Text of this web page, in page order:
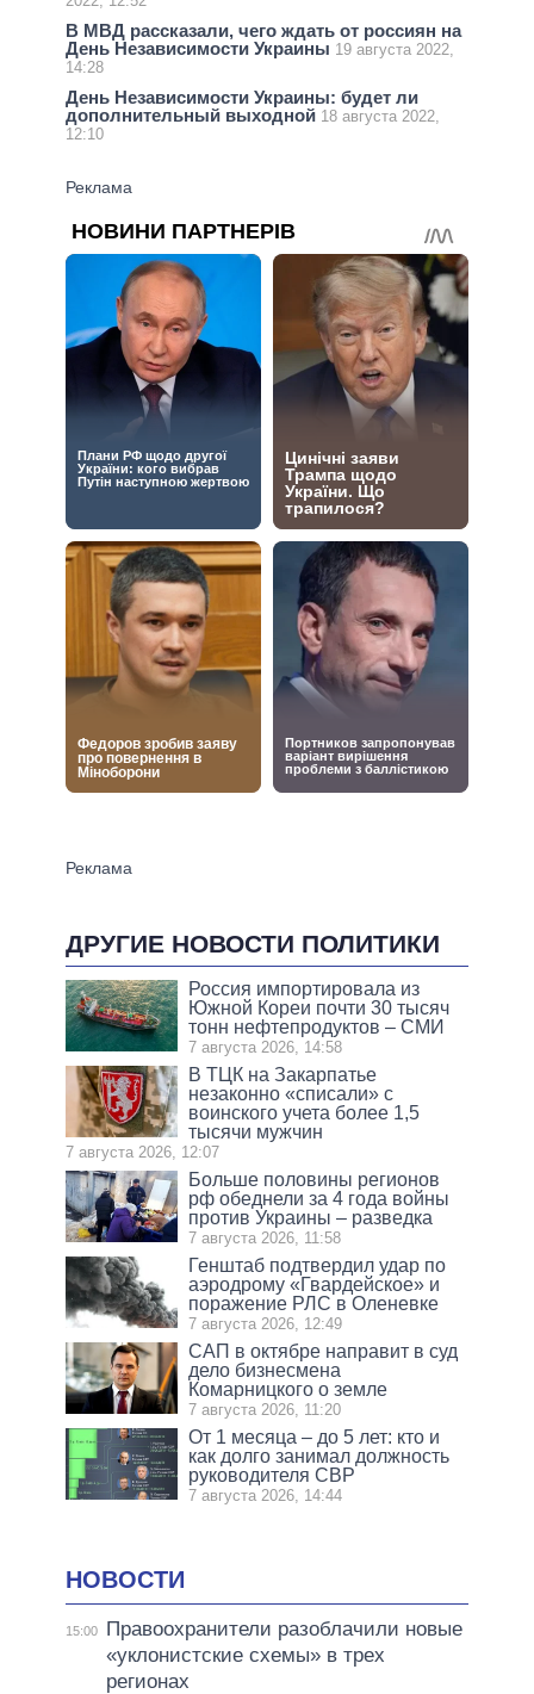
В МВД рассказали, чего ждать от россиян на
День Независимости Украины 19 августа 2022,
14:28
День Независимости Украины: будет ли
дополнительный выходной 18 августа 2022,
12:10
ДРУГИЕ НОВОСТИ ПОЛИТИКИ
Россия импортировала из
Южной Кореи почти 30 тысяч
тонн нефтепродуктов – СМИ
7 августа 2026, 14:58
В ТЦК на Закарпатье
незаконно «списали» с
воинского учета более 1,5
тысячи мужчин
7 августа 2026, 12:07
Больше половины регионов
рф обеднели за 4 года войны
против Украины – разведка
7 августа 2026, 11:58
Генштаб подтвердил удар по
аэродрому «Гвардейское» и
поражение РЛС в Оленевке
7 августа 2026, 12:49
САП в октябре направит в суд
дело бизнесмена
Комарницкого о земле
7 августа 2026, 11:20
От 1 месяца – до 5 лет: кто и
как долго занимал должность
руководителя СВР
7 августа 2026, 14:44
НОВОСТИ
15:00
Правоохранители разоблачили новые
«уклонистские схемы» в трех
регионах